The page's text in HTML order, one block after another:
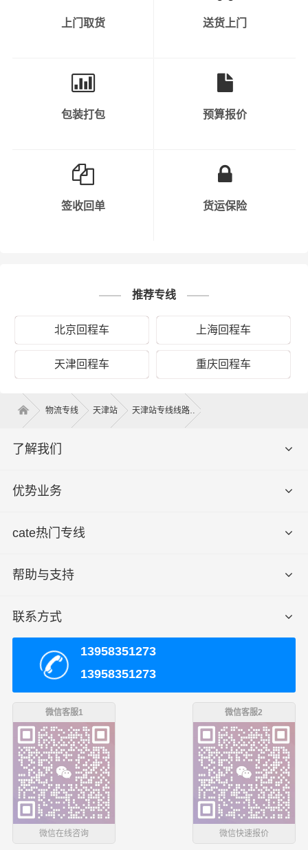
联系人：韩老板联系电话：150****6571
天津 - 江阴
联系人：陆老板联系电话：149****4030
车型：高栏车长：8.2米：货物名称：服装辅料
联系人：黎老板联系电话：134****4987
天津 - 江阴
联系人：孔老板联系电话：181****1541
车型：平板车长：6.8米：货物名称：配件
联系人：胡老板联系电话：176****4172
天津 - 江阴
天津 - 江阴
车型：高栏车长：7.7米：货物名称：风电设备
联系人：段老板联系电话：183****8637
天津 - 江阴
车型：高栏车长：9.6米：货物名称：铝板
联系人：许老板联系电话：136****5521
天津 - 江阴
车型：冷藏车长：6.8米：货物名称：蔬菜
联系人：唐老板联系电话：186****4630
天津 -江阴
上门取货 送货上门
包装打包 预算报价
签收回单 货运保险
推荐专线
北京回程车 上海回程车
天津回程车 重庆回程车
物流专线 天津站 天津站专线线路
了解我们
优势业务
cate热门专线
帮助与支持
联系方式
13958351273
13958351273
微信客服1
微信在线咨询
微信客服2
微信快速报价